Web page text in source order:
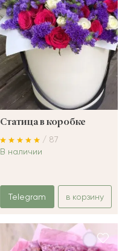
Статица в коробке
/ 87
В наличии
Telegram в корзину